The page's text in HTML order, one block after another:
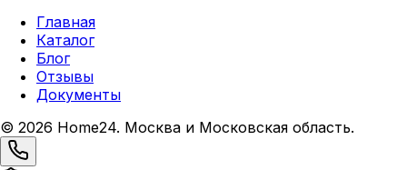
Главная
Каталог
Блог
Отзывы
Документы
© 2026 Home24. Москва и Московская область.